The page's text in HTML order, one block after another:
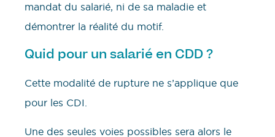
mandat du salarié, ni de sa maladie et
démontrer la réalité du motif.
Quid pour un salarié en CDD ?
Cette modalité de rupture ne s’applique que
pour les CDI.
Une des seules voies possibles sera alors le